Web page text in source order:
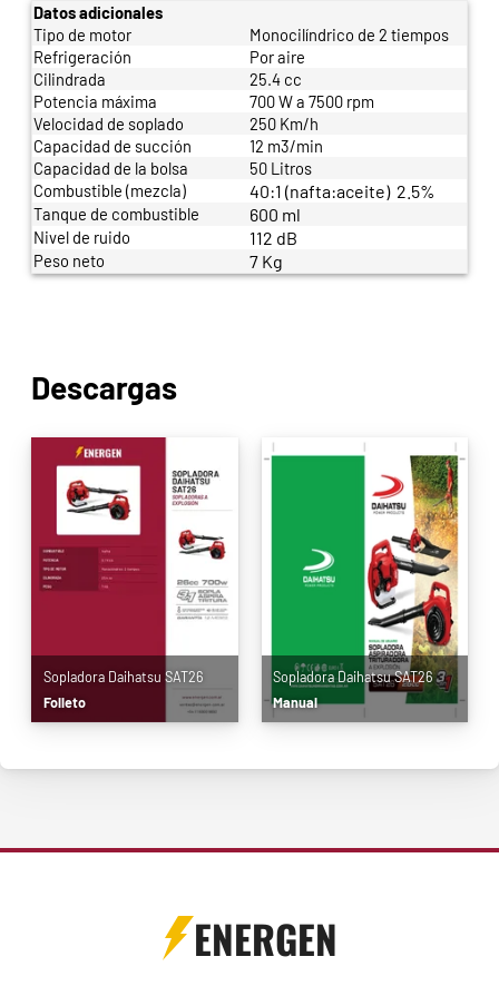
Datos adicionales
Tipo de motor
Monocilíndrico de 2 tiempos
Refrigeración
Por aire
Cilindrada
25.4 cc
Potencia máxima
700 W a 7500 rpm
Velocidad de soplado
250 Km/h
Capacidad de succión
12 m3/min
Capacidad de la bolsa
50 Litros
Combustible (mezcla)
40:1 (nafta:aceite) 2.5%
Tanque de combustible 600 ml
Nivel de ruido 112 dB
Peso neto 7 Kg
Descargas
Sopladora Daihatsu SAT26
Folleto
Sopladora Daihatsu SAT26
Manual
ENERGEN